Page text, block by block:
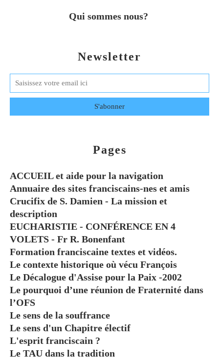
Newsletter
Pages
ACCUEIL et aide pour la navigation
Annuaire des sites franciscains-nes et amis
Crucifix de S. Damien - La mission et
description
EUCHARISTIE - CONFÉRENCE EN 4
VOLETS - Fr R. Bonenfant
Formation franciscaine textes et vidéos.
Le contexte historique où vécu François
Le Décalogue d'Assise pour la Paix -2002
Le pourquoi d’une réunion de Fraternité dans
l’OFS
Le sens de la souffrance
Le sens d'un Chapitre électif
L'esprit franciscain ?
Le TAU dans la tradition
Qui sommes nous?